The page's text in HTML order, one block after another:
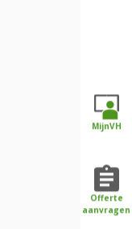
MijnVH
Offerte
aanvragen